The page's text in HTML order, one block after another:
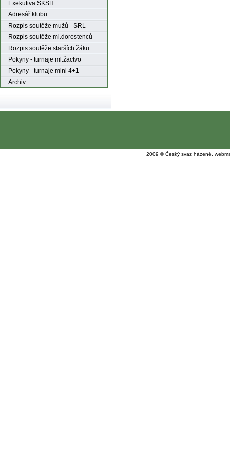
Exekutiva SKSH
Adresář klubů
Rozpis soutěže mužů - SRL
Rozpis soutěže ml.dorostenců
Rozpis soutěže starších žáků
Pokyny - turnaje ml.žactvo
Pokyny - turnaje mini 4+1
Archiv
2009 © Český svaz házené,